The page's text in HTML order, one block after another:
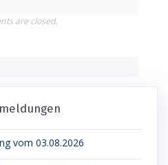
are closed.
vom 03.08.2026